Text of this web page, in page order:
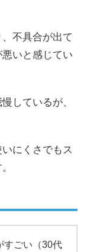
不具合が出て
いと感じてい
しているが、
にくさでもス
すごい（30代